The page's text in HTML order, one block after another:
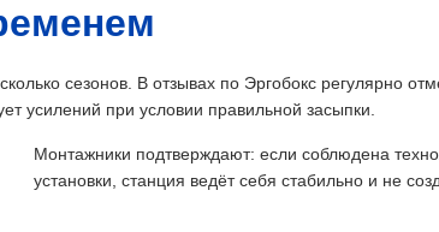
сезонов. В отзывах по Эргобокс регулярно
усилений при условии правильной засыпки.
Монтажники подтверждают: если соблюдена
установки, станция ведёт себя стабильно и не